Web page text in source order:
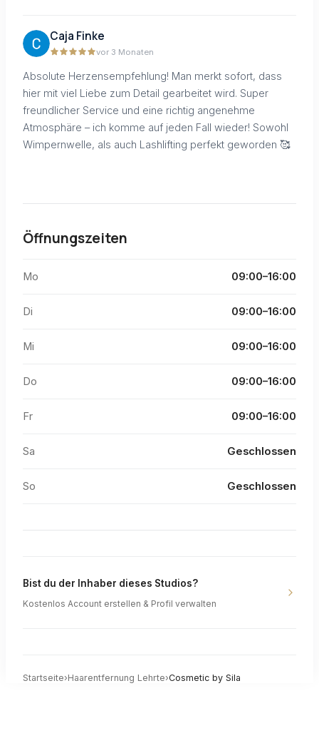
Caja Finke
vor 3 Monaten
Absolute Herzensempfehlung! Man merkt sofort, dass
hier mit viel Liebe zum Detail gearbeitet wird. Super
freundlicher Service und eine richtig angenehme
Atmosphäre – ich komme auf jeden Fall wieder! Sowohl
Wimpernwelle, als auch Lashlifting perfekt geworden 🥰
Öffnungszeiten
Mo 09:00–16:00
Di 09:00–16:00
Mi 09:00–16:00
Do 09:00–16:00
Fr 09:00–16:00
Sa Geschlossen
So Geschlossen
Bist du der Inhaber dieses Studios?
Kostenlos Account erstellen & Profil verwalten
Startseite›Haarentfernung Lehrte›Cosmetic by Sila